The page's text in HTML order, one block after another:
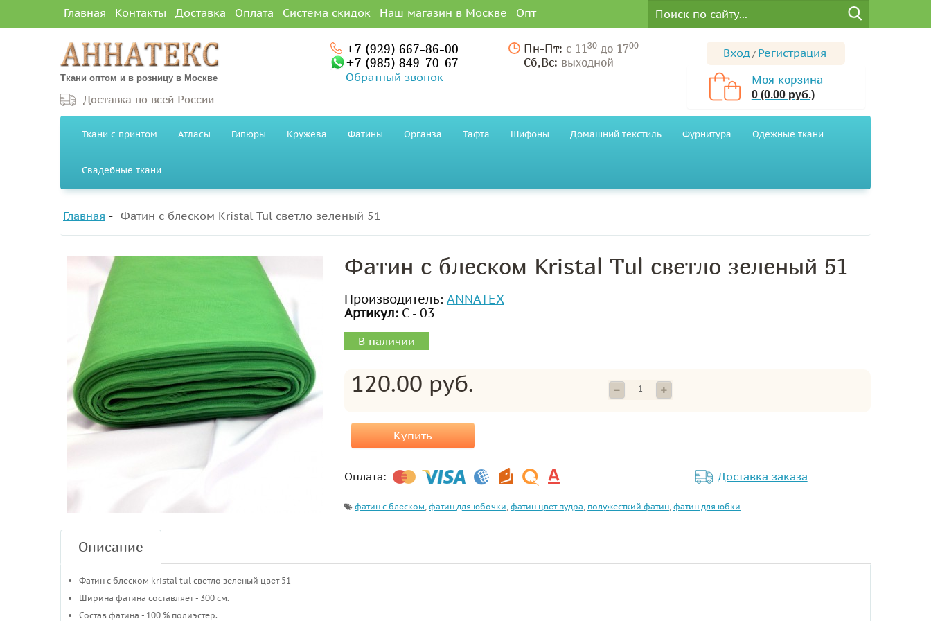
Главная Контакты Доставка Оплата Система скидок Наш магазин в Москве Опт
Ткани оптом и в розницу в Москве
Доставка по всей России
+7 (929) 667-86-00
+7 (985) 849-70-67
Обратный звонок
Пн-Пт: с 1130 до 1700
Сб,Вс: выходной
Вход / Регистрация
Моя корзина
0 (0.00 руб.)
Ткани с принтом Атласы Гипюры Кружева Фатины Органза Тафта Шифоны Домашний текстиль Фурнитура Одежные ткани
Свадебные ткани
Главная Фатин с блеском Kristal Tul светло зеленый 51
Фатин с блеском Kristal Tul светло зеленый 51
Производитель: ANNATEX
Артикул: С - 03
В наличии
120.00 руб.
Купить
Оплата: Доставка заказа
фатин с блеском, фатин для юбочки, фатин цвет пудра, полужесткий фатин, фатин для юбки
Описание
Фатин с блеском kristal tul светло зеленый цвет 51
Ширина фатина составляет - 300 см.
Состав фатина - 100 % полиэстер.